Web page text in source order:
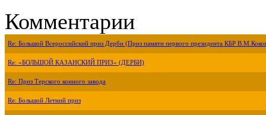
Комментарии
Re: Большой Всероссийский приз Дерби (Приз памяти первого президента КБР
Re: «БОЛЬШОЙ КАЗАНСКИЙ ПРИЗ» (ДЕРБИ)
Re: Приз Терского конного завода
Re: Большой Летний приз